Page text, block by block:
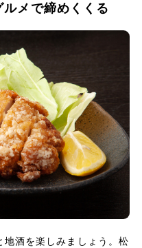
メで締めくくる
酒を楽しみましょう。松